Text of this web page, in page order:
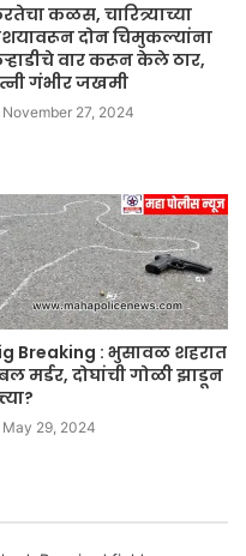
कळस, चारित्र्याच्या
दोन चिमुकल्यांना
वार करून केले ठार,
गंभीर जखमी
November 27, 2024
Breaking : भुसावळ शहरात
मर्डर, दोघांची गोळी झाडून
May 29, 2024